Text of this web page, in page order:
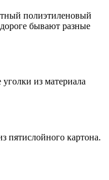
полиэтиленовый
бывают разные
из материала
пятислойного картона.